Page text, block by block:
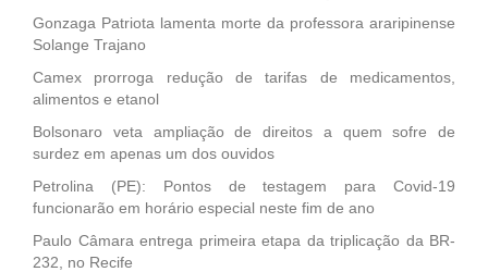
Gonzaga Patriota lamenta morte da professora araripinense
Solange Trajano
Camex prorroga redução de tarifas de medicamentos,
alimentos e etanol
Bolsonaro veta ampliação de direitos a quem sofre de
surdez em apenas um dos ouvidos
Petrolina (PE): Pontos de testagem para Covid-19
funcionarão em horário especial neste fim de ano
Paulo Câmara entrega primeira etapa da triplicação da BR-
232, no Recife